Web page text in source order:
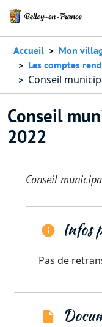
Accueil Mon
Les comptes
Conseil
Conseil
2022
Conseil
Infos
Pas de